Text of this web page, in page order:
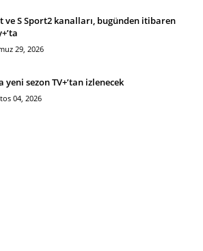
ve S Sport2 kanalları, bugünden itibaren
29, 2026
yeni sezon TV+’tan izlenecek
04, 2026